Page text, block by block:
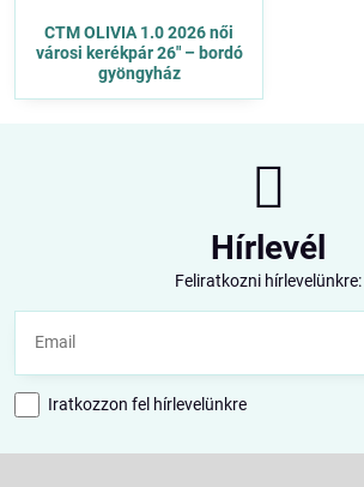
CTM OLIVIA 1.0 2026 női
városi kerékpár 26" – bordó
gyöngyház
Hírlevél
Feliratkozni hírlevelünkre:
Iratkozzon fel hírlevelünkre